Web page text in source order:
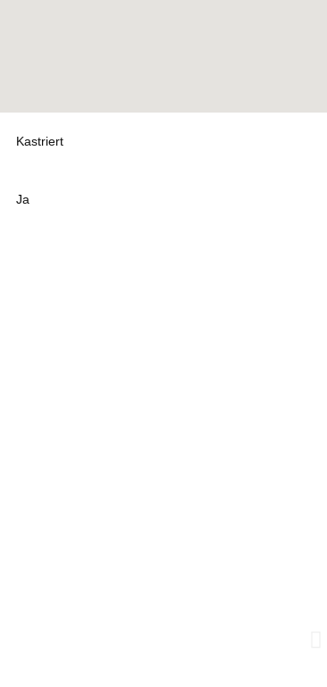
Kastriert
Ja